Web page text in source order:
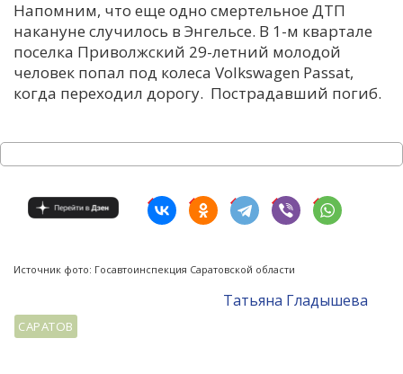
Напомним, что еще одно смертельное ДТП
накануне случилось в Энгельсе. В 1-м квартале
поселка Приволжский 29-летний молодой
человек попал под колеса Volkswagen Passat,
когда переходил дорогу. Пострадавший погиб.
Источник фото: Госавтоинспекция Саратовской области
Татьяна Гладышева
САРАТОВ